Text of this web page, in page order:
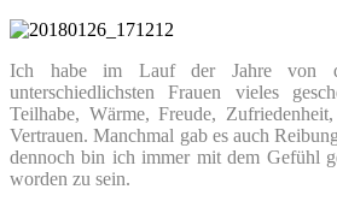
Ich habe im Lauf der Jahre von
unterschiedlichsten Frauen vieles
Teilhabe, Wärme, Freude,
Vertrauen. Manchmal gab es auch
dennoch bin ich immer mit dem Gefühl
worden zu sein.